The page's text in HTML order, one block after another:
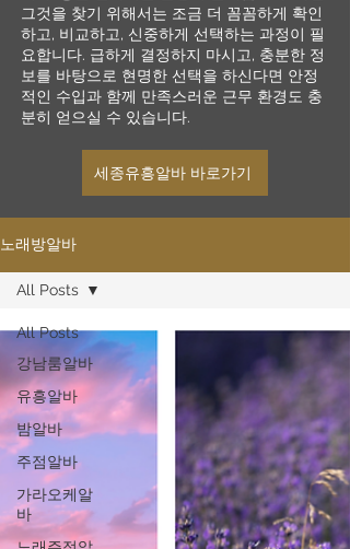
그것을 찾기 위해서는 조금 더 꼼꼼하게 확인
하고, 비교하고, 신중하게 선택하는 과정이 필
요합니다. 급하게 결정하지 마시고, 충분한 정
보를 바탕으로 현명한 선택을 하신다면 안정
적인 수입과 함께 만족스러운 근무 환경도 충
분히 얻으실 수 있습니다.
세종유흥알바 바로가기
노래방알바
All Posts
강남룸알바
유흥알바
밤알바
주점알바
가라오케알
바
All Posts